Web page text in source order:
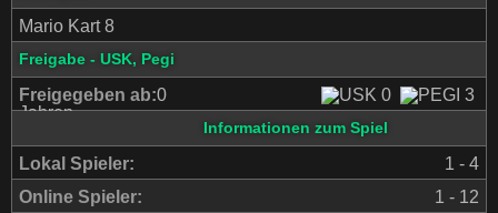
Mario Kart 8
Freigabe - USK, Pegi
Freigegeben ab:0
Jahren
Informationen zum Spiel
Lokal Spieler:
1 - 4
Online Spieler:
1 - 12